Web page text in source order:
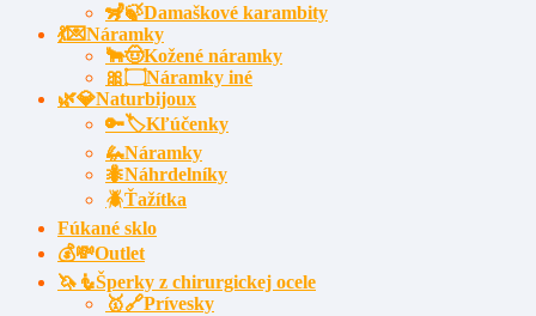
🦨🍃Damaškové karambity
💃💌Náramky
🐂🤠Kožené náramky
🎀۝Náramky iné
🌿💎Naturbijoux
🔑🏷️Kľúčenky
🦗Náramky
🐜Náhrdelníky
🪲Ťažítka
Fúkané sklo
💰💸Outlet
🦄🧜Šperky z chirurgickej ocele
🥇🔗Prívesky